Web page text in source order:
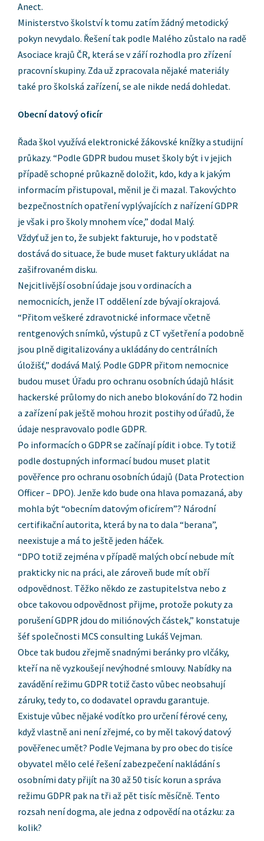
Anect.
Ministerstvo školství k tomu zatím žádný metodický
pokyn nevydalo. Řešení tak podle Malého zůstalo na radě
Asociace krajů ČR, která se v září rozhodla pro zřízení
pracovní skupiny. Zda už zpracovala nějaké materiály
také pro školská zařízení, se ale nikde nedá dohledat.
Obecní datový oficír
Řada škol využívá elektronické žákovské knížky a studijní
průkazy. “Podle GDPR budou muset školy být i v jejich
případě schopné průkazně doložit, kdo, kdy a k jakým
informacím přistupoval, měnil je či mazal. Takovýchto
bezpečnostních opatření vyplývajících z nařízení GDPR
je však i pro školy mnohem více,” dodal Malý.
Vždyť už jen to, že subjekt fakturuje, ho v podstatě
dostává do situace, že bude muset faktury ukládat na
zašifrovaném disku.
Nejcitlivější osobní údaje jsou v ordinacích a
nemocnicích, jenže IT oddělení zde bývají okrajová.
“Přitom veškeré zdravotnické informace včetně
rentgenových snímků, výstupů z CT vyšetření a podobně
jsou plně digitalizovány a ukládány do centrálních
úložišť,” dodává Malý. Podle GDPR přitom nemocnice
budou muset Úřadu pro ochranu osobních údajů hlásit
hackerské průlomy do nich anebo blokování do 72 hodin
a zařízení pak ještě mohou hrozit postihy od úřadů, že
údaje nespravovalo podle GDPR.
Po informacích o GDPR se začínají pídit i obce. Ty totiž
podle dostupných informací budou muset platit
pověřence pro ochranu osobních údajů (Data Protection
Officer – DPO). Jenže kdo bude ona hlava pomazaná, aby
mohla být “obecním datovým oficírem”? Národní
certifikační autorita, která by na to dala “berana”,
neexistuje a má to ještě jeden háček.
“DPO totiž zejména v případě malých obcí nebude mít
prakticky nic na práci, ale zároveň bude mít obří
odpovědnost. Těžko někdo ze zastupitelstva nebo z
obce takovou odpovědnost přijme, protože pokuty za
porušení GDPR jdou do miliónových částek,” konstatuje
šéf společnosti MCS consulting Lukáš Vejman.
Obce tak budou zřejmě snadnými beránky pro vlčáky,
kteří na ně vyzkoušejí nevýhodné smlouvy. Nabídky na
zavádění režimu GDPR totiž často vůbec neobsahují
záruky, tedy to, co dodavatel opravdu garantuje.
Existuje vůbec nějaké vodítko pro určení férové ceny,
když vlastně ani není zřejmé, co by měl takový datový
pověřenec umět? Podle Vejmana by pro obec do tisíce
obyvatel mělo celé řešení zabezpečení nakládání s
osobními daty přijít na 30 až 50 tisíc korun a správa
režimu GDPR pak na tři až pět tisíc měsíčně. Tento
rozsah není dogma, ale jedna z odpovědí na otázku: za
kolik?